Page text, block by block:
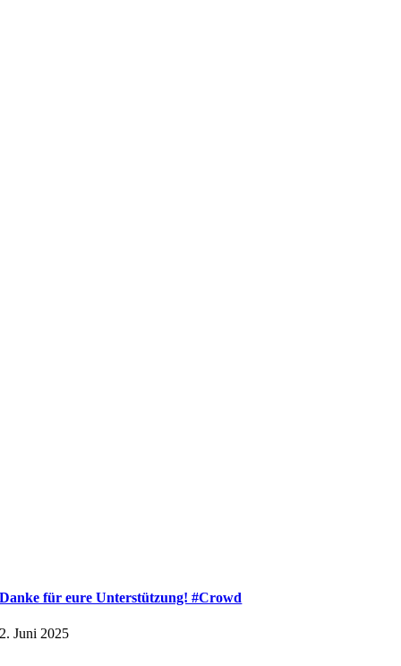
Danke für eure Unterstützung! #Crowd
2. Juni 2025